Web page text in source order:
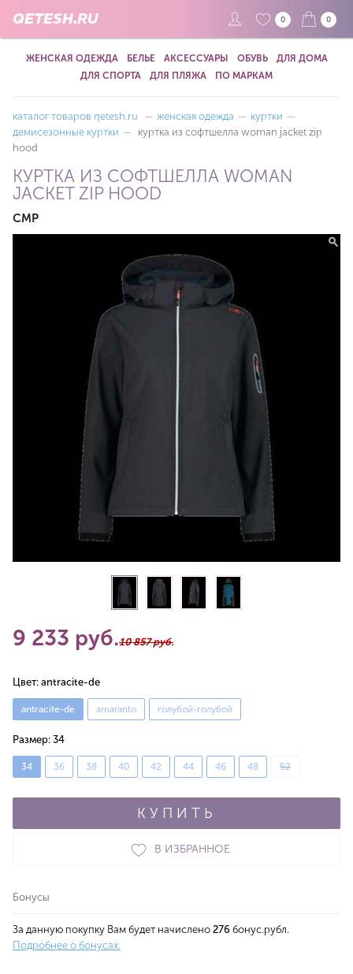
QETESH.RU 0 0
ЖЕНСКАЯ ОДЕЖДА БЕЛЬЕ АКСЕССУАРЫ ОБУВЬ
ДЛЯ ДОМА
ДЛЯ СПОРТА
ДЛЯ ПЛЯЖА ПО МАРКАМ
каталог товаров qetesh.ru — женская одежда — куртки —
демисезонные куртки —
куртка из софтшелла woman jacket zip
hood
КУРТКА ИЗ СОФТШЕЛЛА WOMAN
JACKET ZIP HOOD
CMP
9 233 руб.10 857 руб.
Цвет: antracite-de
antracite-de amaranto голубой-голубой
Размер: 34
34 36 38 40 42 44 46 48 52
КУПИТЬ
В ИЗБРАННОЕ
Бонусы
За данную покупку Вам будет начислено 276 бонус.рубл.
Подробнее о бонусах.